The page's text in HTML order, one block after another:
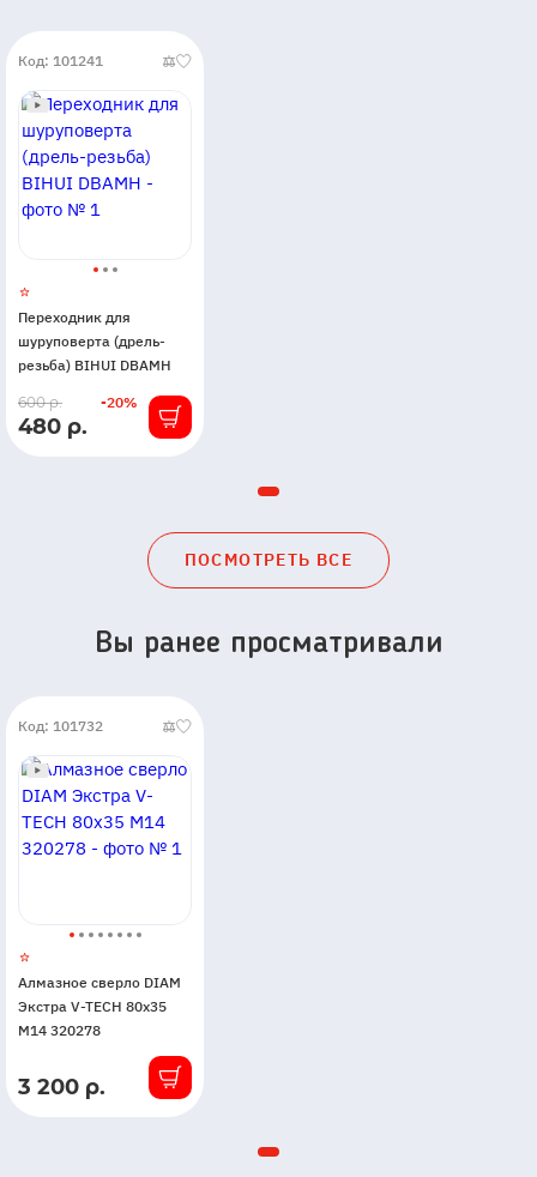
Код: 101241
Переходник для
шуруповерта (дрель-
резьба) BIHUI DBAMH
В
наличии
480 р.
-20%
600 р.
ПОСМОТРЕТЬ ВСЕ
Вы ранее просматривали
Код: 101732
Алмазное сверло DIAM
Экстра V-TECH 80x35
М14 320278
В
3 200 р.